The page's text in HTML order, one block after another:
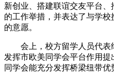
新创业、搭建联谊交友平台
的工作举措，并表达了与学
的意愿。
会上，校方留学人员代表
发挥市欧美同学会平台作用
同学会能充分发挥桥梁纽带